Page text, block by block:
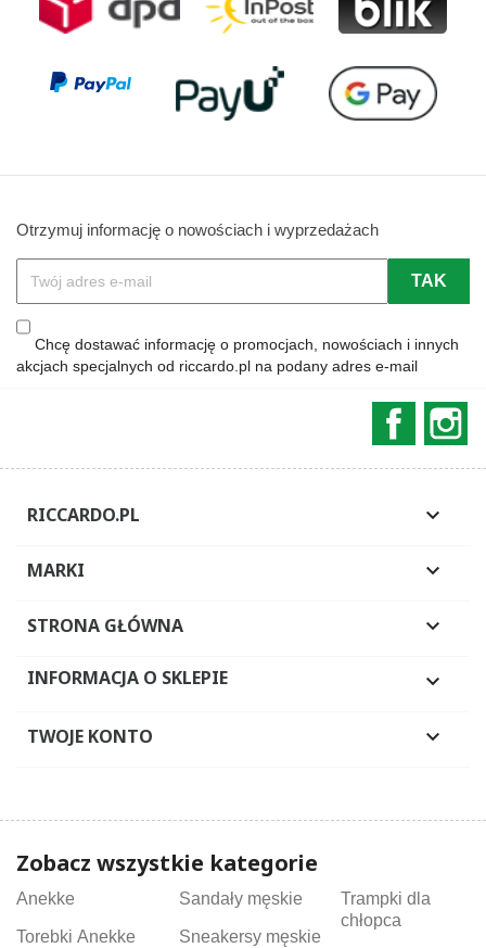
Otrzymuj informację o nowościach i wyprzedażach
Chcę dostawać informację o promocjach, nowościach i innych
akcjach specjalnych od riccardo.pl na podany adres e-mail
RICCARDO.PL 
MARKI 
STRONA GŁÓWNA 
INFORMACJA O SKLEPIE 
TWOJE KONTO 
Zobacz wszystkie kategorie
Anekke
Torebki Anekke
Sandały męskie
Sneakersy męskie
Trampki dla
chłopca